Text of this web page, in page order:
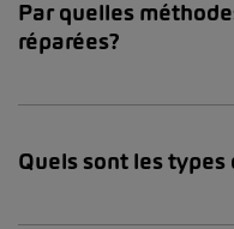
Par quelles
réparées?
Quels sont les